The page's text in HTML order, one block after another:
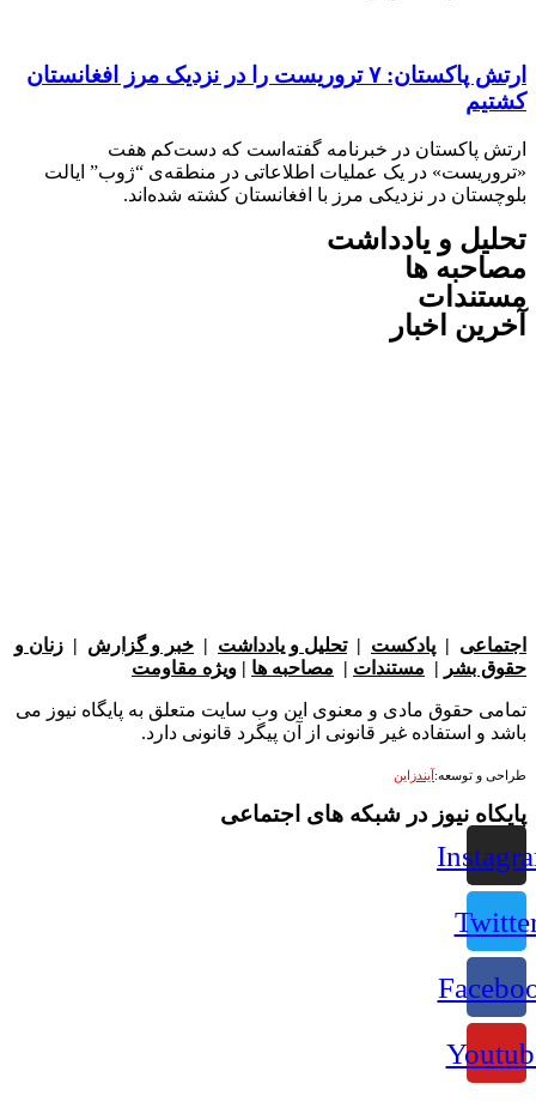
ارتش پاکستان: ۷ تروریست را در نزدیک مرز افغانستان
پاکستان در خبرنامه گفته‌است که دست‌کم هفت
در یک عملیات اطلاعاتی در منطقه‌ی “ژوب” ایالت
در نزدیکی مرز با افغانستان کشته شده‌اند.
و یادداشت
ها
اخبار
|پادکست|تحلیل و یادداشت|خبر و گزارش| زنان و
بشر| مستندات|مصاحبه ها|ویژه مقاومت
حقوق مادی و معنوی این وب سایت متعلق به پایگاه نیوز می
استفاده غیر قانونی از آن پیگرد قانونی دارد.
توسعه: آیندزاین
نیوز در شبکه های اجتماعی